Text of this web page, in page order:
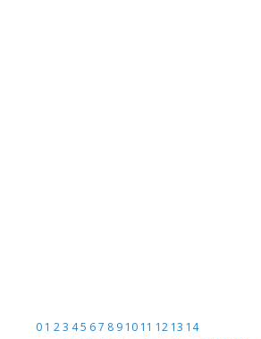
0 1 23 45 67 8 9 10 11 12 13 14